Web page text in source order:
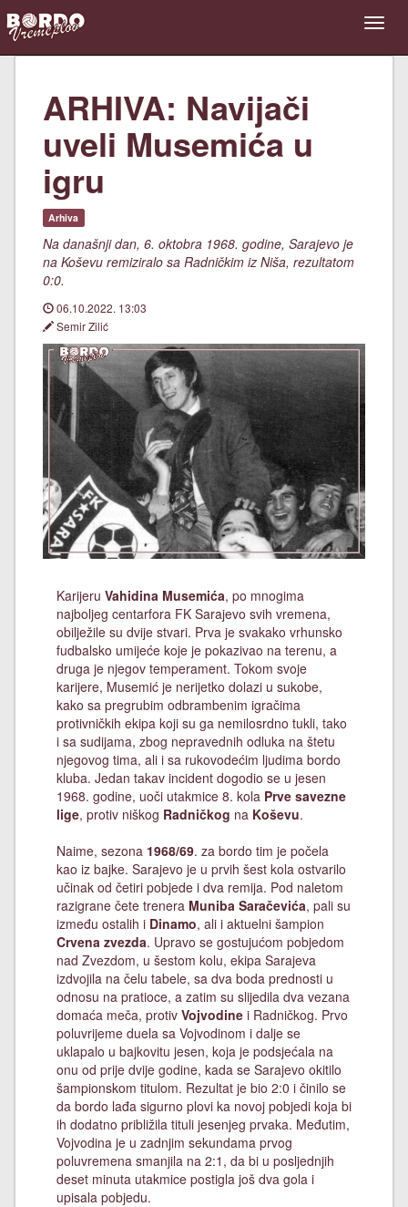
ARHIVA: Navijači
uveli Musemića u
igru
Arhiva
Na današnji dan, 6. oktobra 1968. godine, Sarajevo je
na Koševu remiziralo sa Radničkim iz Niša, rezultatom
0:0.
06.10.2022. 13:03
Semir Zilić
Karijeru Vahidina Musemića, po mnogima
najboljeg centarfora FK Sarajevo svih vremena,
obilježile su dvije stvari. Prva je svakako vrhunsko
fudbalsko umijeće koje je pokazivao na terenu, a
druga je njegov temperament. Tokom svoje
karijere, Musemić je nerijetko dolazi u sukobe,
kako sa pregrubim odbrambenim igračima
protivničkih ekipa koji su ga nemilosrdno tukli, tako
i sa sudijama, zbog nepravednih odluka na štetu
njegovog tima, ali i sa rukovodećim ljudima bordo
kluba. Jedan takav incident dogodio se u jesen
1968. godine, uoči utakmice 8. kola Prve savezne
lige, protiv niškog Radničkog na Koševu.
Naime, sezona 1968/69. za bordo tim je počela
kao iz bajke. Sarajevo je u prvih šest kola ostvarilo
učinak od četiri pobjede i dva remija. Pod naletom
razigrane čete trenera Muniba Saračevića, pali su
između ostalih i Dinamo, ali i aktuelni šampion
Crvena zvezda. Upravo se gostujućom pobjedom
nad Zvezdom, u šestom kolu, ekipa Sarajeva
izdvojila na čelu tabele, sa dva boda prednosti u
odnosu na pratioce, a zatim su slijedila dva vezana
domaća meča, protiv Vojvodine i Radničkog. Prvo
poluvrijeme duela sa Vojvodinom i dalje se
uklapalo u bajkovitu jesen, koja je podsjećala na
onu od prije dvije godine, kada se Sarajevo okitilo
šampionskom titulom. Rezultat je bio 2:0 i činilo se
da bordo lađa sigurno plovi ka novoj pobjedi koja bi
ih dodatno približila tituli jesenjeg prvaka. Međutim,
Vojvodina je u zadnjim sekundama prvog
poluvremena smanjila na 2:1, da bi u posljednjih
deset minuta utakmice postigla još dva gola i
upisala pobjedu.